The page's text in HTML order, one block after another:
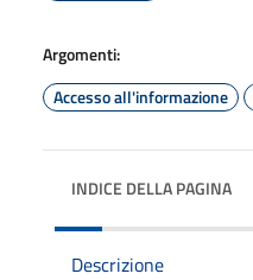
Argomenti:
Accesso all'informazione
INDICE DELLA PAGINA
Descrizione